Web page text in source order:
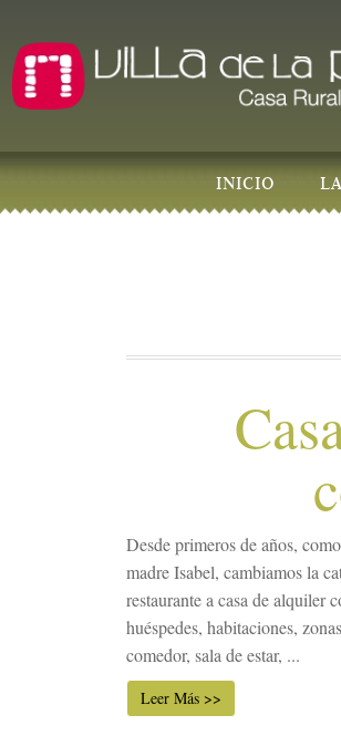
INICIO
Desde primeros de años,
madre Isabel, cambiamos la
restaurante a casa de alquiler
huéspedes, habitaciones,
comedor, sala de estar, ...
Leer Más >>